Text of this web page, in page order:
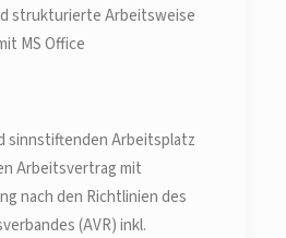
strukturierte Arbeitsweise
MS Office
sinnstiftenden Arbeitsplatz
Arbeitsvertrag mit
nach den Richtlinien des
(AVR) inkl.